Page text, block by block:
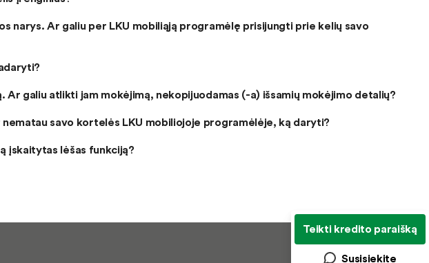
narys. Ar galiu per LKU mobiliąją programėlę prisijungti prie kelių savo
galiu atlikti jam mokėjimą, nekopijuodamas (-a) išsamių mokėjimo detalių?
savo kortelės LKU mobiliojoje programėlėje, ką daryti?
įskaitytas lėšas funkciją?
Teikti kredito paraišką
Susisiekite